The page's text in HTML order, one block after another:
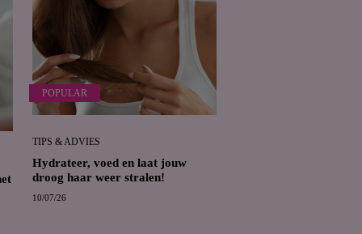
POPULAR
TIPS & ADVIES
Hydrateer, voed en laat jouw
droog haar weer stralen!
10/07/26